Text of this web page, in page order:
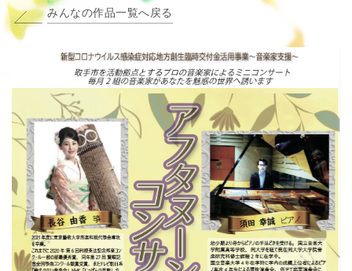
みんなの作品一覧へ戻る